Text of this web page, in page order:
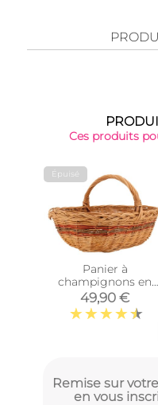
Ces produits
Épuisé
Panier à
champignons en
osier buff
49,90 €
Remise sur
en vous